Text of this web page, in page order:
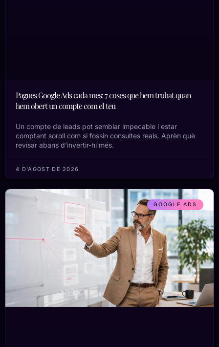
Pagues Google Ads cada mes: 7 coses que hem trobat quan
hem obert un compte com el teu
Un compte de leads pot semblar impecable i estar
comptant soroll com si fossin consultes reals. Aprèn què
revisar abans d’invertir-hi més.
4 D'AGOST DE 2026
GOOGLE ADS